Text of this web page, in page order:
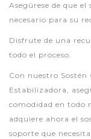
Asegúrese de que
necesario para su
Disfrute de una
todo el proceso.
Con nuestro
Estabilizadora,
comodidad en todo
adquiere ahora el
soporte que